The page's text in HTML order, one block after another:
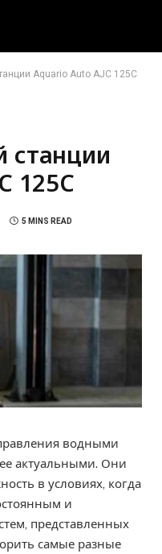
Aquario Auto AJC 125C
станции
125C
5 MINS READ
водными
актуальными. Они
в условиях, когда
и
представленных
самые разные